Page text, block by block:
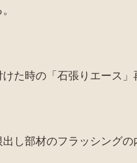
た時の「石張りエース」
し部材のフラッシングの